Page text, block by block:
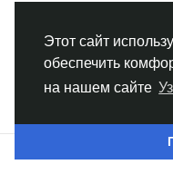
Этот сайт
обеспечить
на нашем сайте
Популярные
Найти